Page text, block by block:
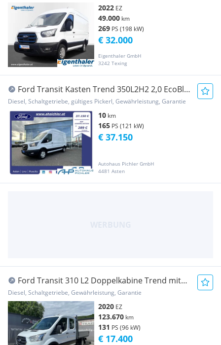
2022 EZ
49.000 km
269 PS (198 kW)
Eigenthaler GmbH
3242 Texing
€ 32.000
Ford Transit Kasten Trend 350L2H2 2,0 EcoBl.
165PS |... Transporter / Kastenwagen
Diesel, Schaltgetriebe, gültiges Pickerl, Gewährleistung, Garantie
10 km
165 PS (121 kW)
Autohaus Pichler GmbH
4481 Asten
€ 37.150
Ford Transit 310 L2 Doppelkabine Trend mit
AHK Transporter / Kastenwagen
Diesel, Schaltgetriebe, Gewährleistung, Garantie
2020 EZ
123.670 km
131 PS (96 kW)
€ 17.400